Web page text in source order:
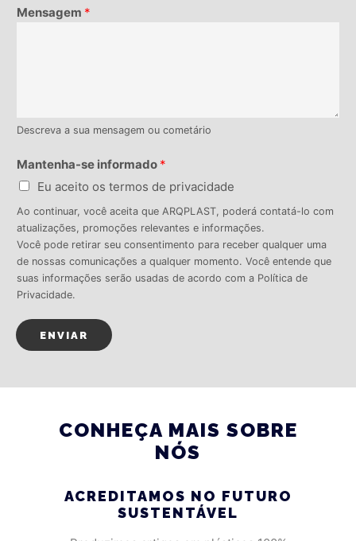
Mensagem *
Descreva a sua mensagem ou cometário
Mantenha-se informado *
Eu aceito os termos de privacidade
Ao continuar, você aceita que ARQPLAST, poderá contatá-lo com
atualizações, promoções relevantes e informações.
Você pode retirar seu consentimento para receber qualquer uma
de nossas comunicações a qualquer momento. Você entende que
suas informações serão usadas de acordo com a Política de
Privacidade.
ENVIAR
CONHEÇA MAIS SOBRE
NÓS
ACREDITAMOS NO FUTURO
SUSTENTÁVEL